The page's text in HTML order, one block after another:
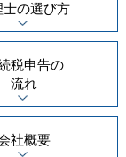
士の選び方
税申告の
流れ
社概要